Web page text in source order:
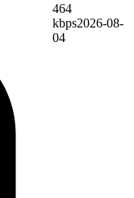
464
kbps2026-08-
04